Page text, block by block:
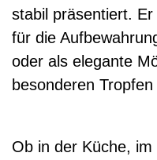
stabil präsentiert.
für die
oder als elegante
besonderen
Ob in der Küche,